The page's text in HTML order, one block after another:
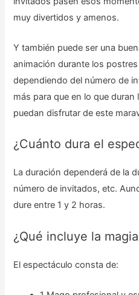
muy divertidos y amenos.
Y también puede ser una
animación durante los
dependiendo del número de
más para que en lo que
puedan disfrutar de este
¿Cuánto dura el
La duración dependerá de la
número de invitados, etc.
dure entre 1 y 2 horas.
¿Qué incluye la
El espectáculo consta de: